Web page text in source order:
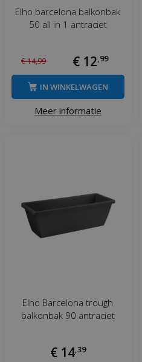
Elho barcelona balkonbak
50 all in 1 antraciet
€14,99 € 12,99
Meer informatie
IN WINKELWAGEN
Elho Barcelona trough
balkonbak 90 antraciet
€ 14,39